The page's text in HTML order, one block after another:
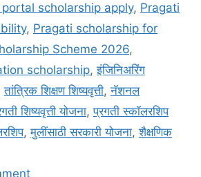
portal scholarship apply, Pragati
, Pragati scholarship for
Scheme 2026,
scholarship,इंजिनिअरिंग
तांत्रिक शिक्षण शिष्यवृत्ती,नॅशनल
शिष्यवृत्ती योजना,प्रगती स्कॉलरशिप
,मुलींसाठी सरकारी योजना,शैक्षणिक